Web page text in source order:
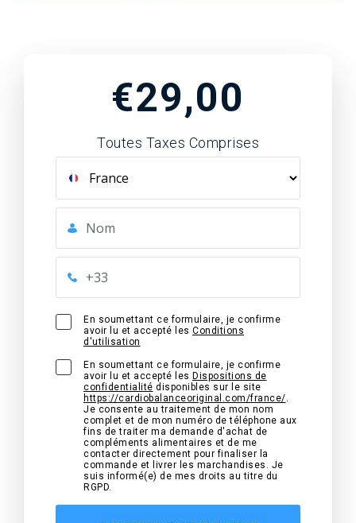
€29,00
Toutes Taxes Comprises
En soumettant ce formulaire, je confirme
avoir lu et accepté les Conditions
d'utilisation
En soumettant ce formulaire, je confirme
avoir lu et accepté les Dispositions de
confidentialité disponibles sur le site
https://cardiobalanceoriginal.com/france/.
Je consente au traitement de mon nom
complet et de mon numéro de téléphone aux
fins de traiter ma demande d'achat de
compléments alimentaires et de me
contacter directement pour finaliser la
commande et livrer les marchandises. Je
suis informé(e) de mes droits au titre du
RGPD.